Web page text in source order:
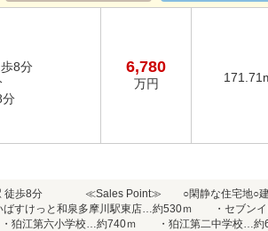
8分
分
6,780
万円
徒歩8分 ≪Sales Point≫ ○閑静な住宅地○建築条
けっと和泉多摩川駅東店…約530ｍ ・セブン
第六小学校…約740ｍ ・狛江第二中学校…約